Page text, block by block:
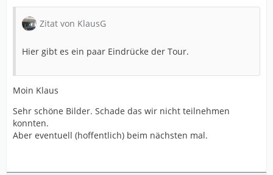
Zitat von KlausG
Hier gibt es ein paar Eindrücke der Tour.
Moin Klaus
Sehr schöne Bilder. Schade das wir nicht teilnehmen
konnten.
Aber eventuell (hoffentlich) beim nächsten mal.